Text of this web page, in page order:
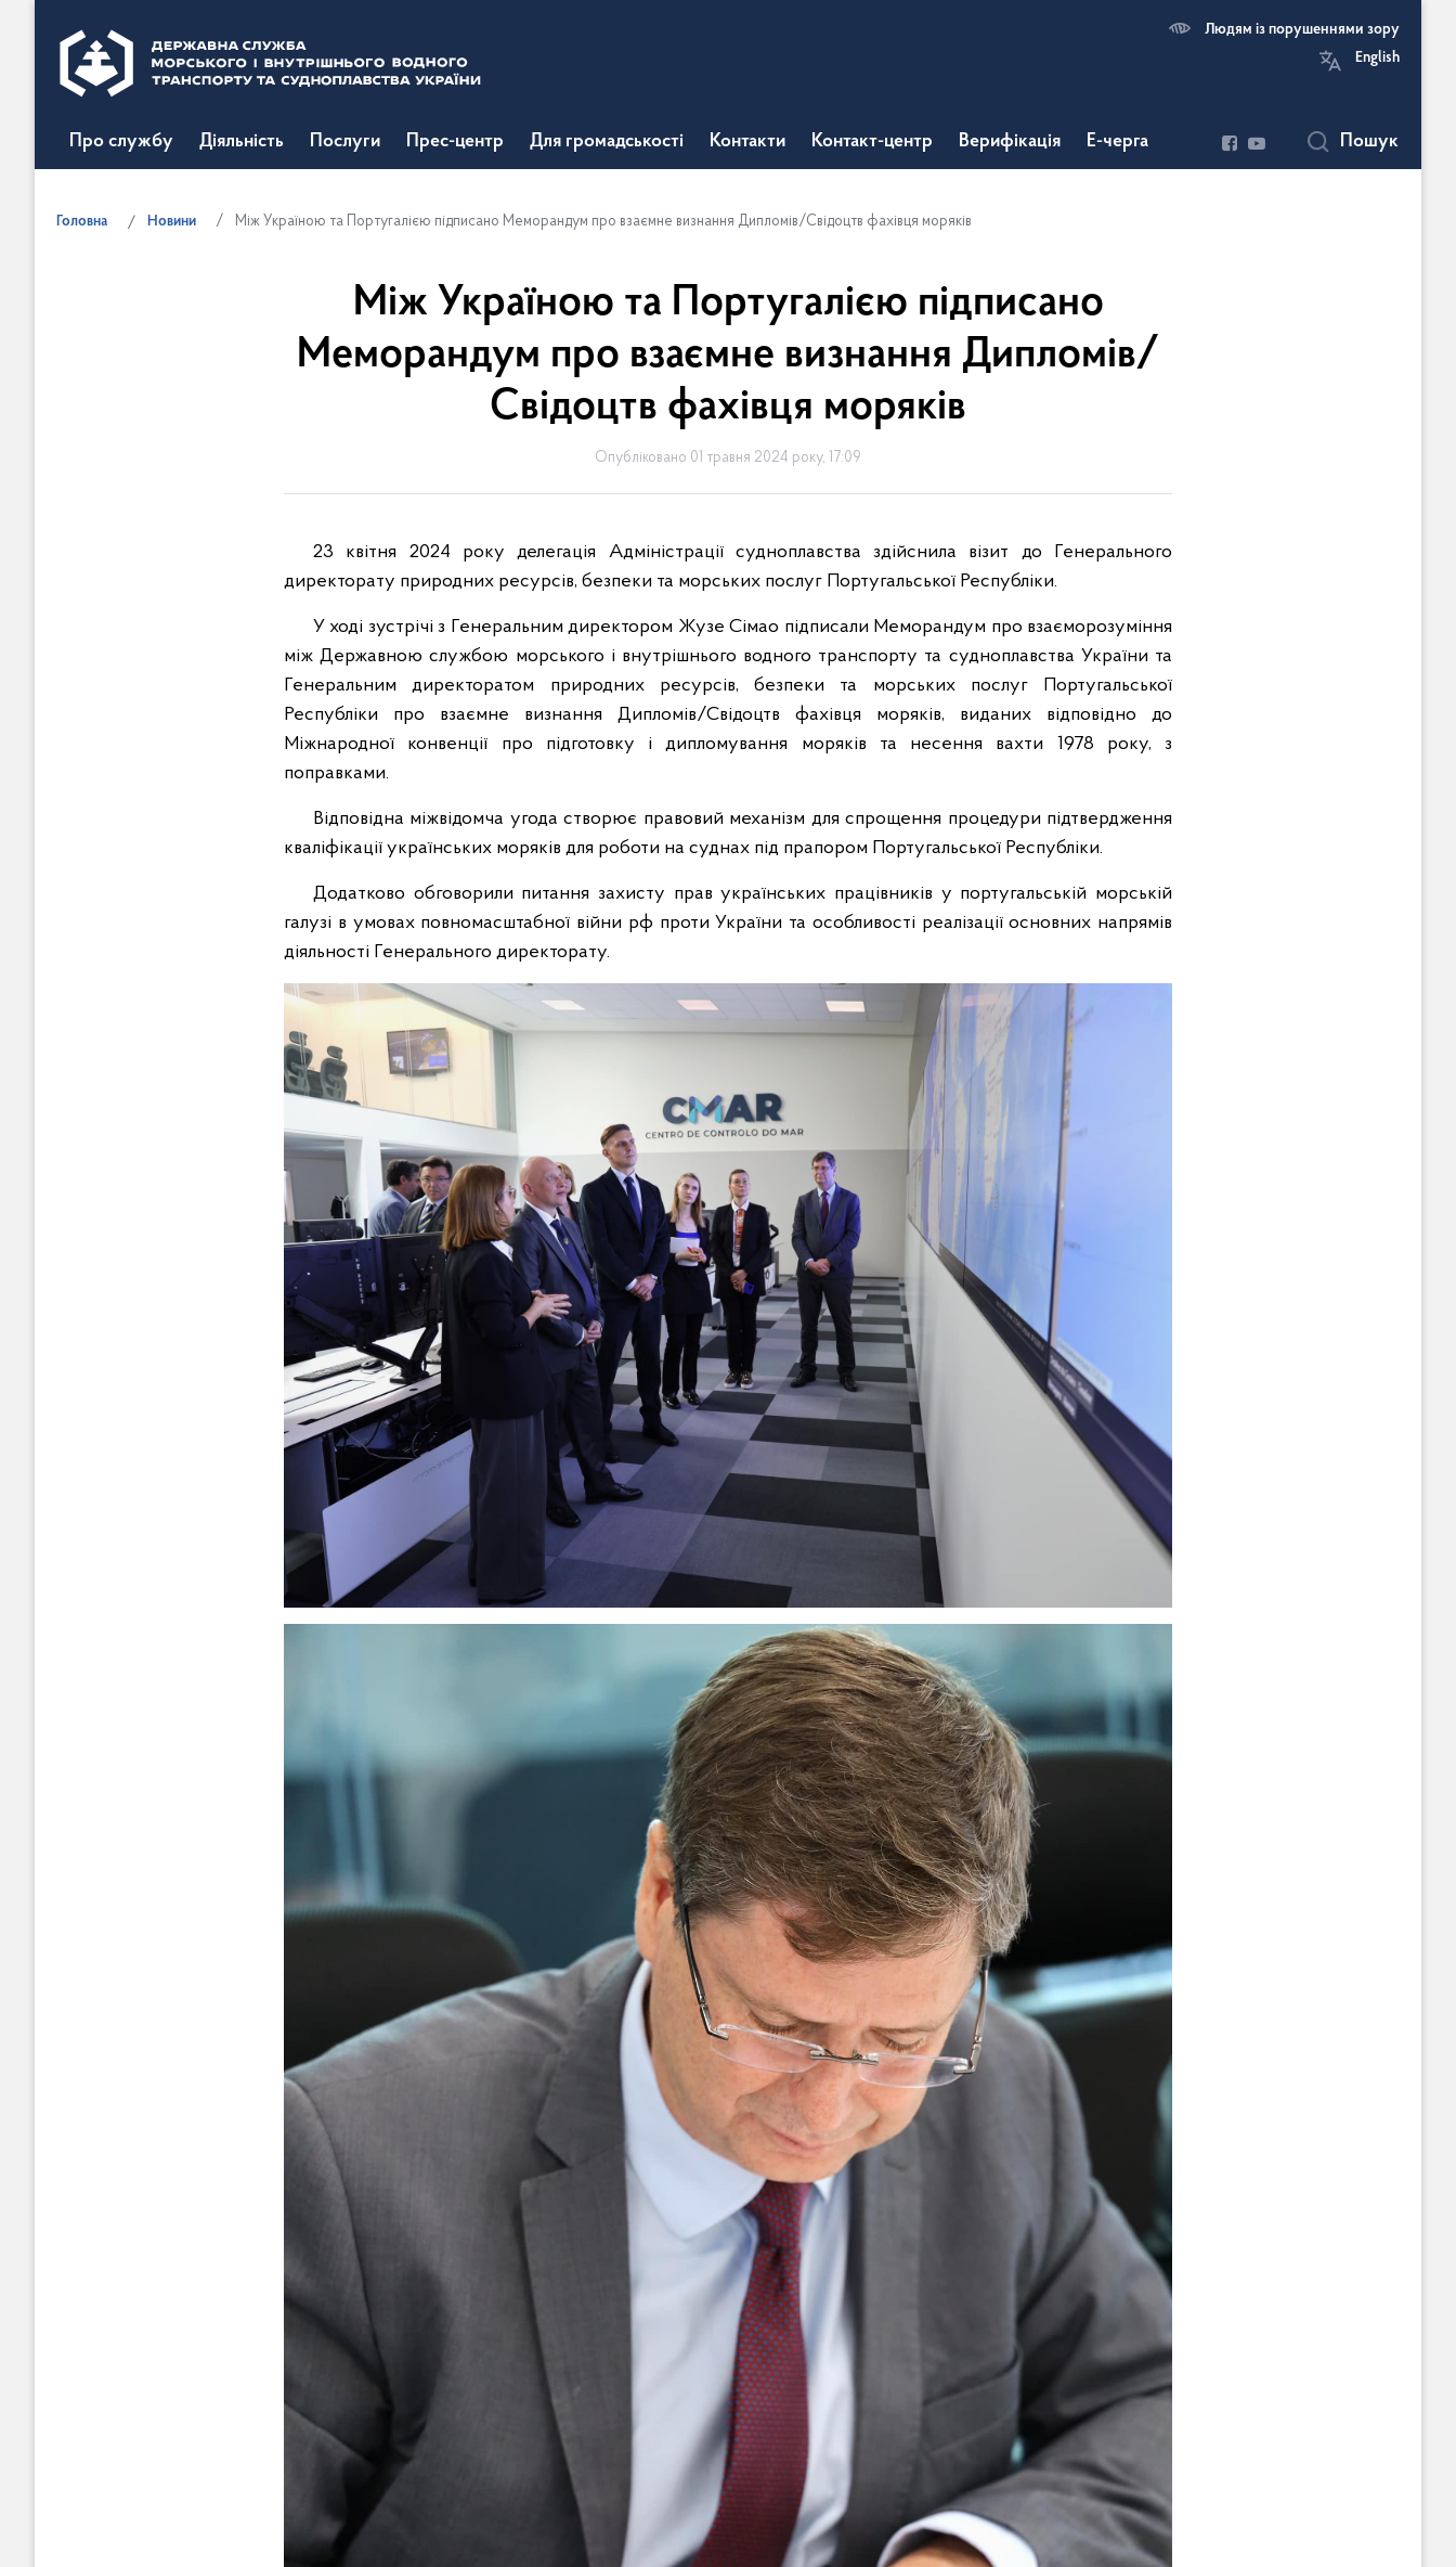
Людям із порушеннями зору
English
Про службу Діяльність Послуги Прес-центр Для громадськості Контакти Контакт-центр Верифікація Е-черга Пошук
Головна Новини Між Україною та Португалією підписано Меморандум про взаємне визнання Дипломів/Свідоцтв фахівця моряків
Між Україною та Португалією підписано
Меморандум про взаємне визнання Дипломів/
Свідоцтв фахівця моряків
Опубліковано 01 травня 2024 року, 17:09
23 квітня 2024 року делегація Адміністрації судноплавства здійснила візит до Генерального
директорату природних ресурсів, безпеки та морських послуг Португальської Республіки.
У ході зустрічі з Генеральним директором Жузе Сімао підписали Меморандум про взаєморозуміння
між Державною службою морського і внутрішнього водного транспорту та судноплавства України та
Генеральним директоратом природних ресурсів, безпеки та морських послуг Португальської
Республіки про взаємне визнання Дипломів/Свідоцтв фахівця моряків, виданих відповідно до
Міжнародної конвенції про підготовку і дипломування моряків та несення вахти 1978 року, з
поправками.
Відповідна міжвідомча угода створює правовий механізм для спрощення процедури підтвердження
кваліфікації українських моряків для роботи на суднах під прапором Португальської Республіки.
Додатково обговорили питання захисту прав українських працівників у португальській морській
галузі в умовах повномасштабної війни рф проти України та особливості реалізації основних напрямів
діяльності Генерального директорату.